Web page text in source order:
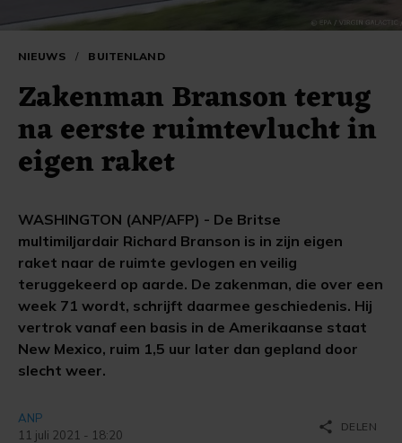
NIEUWS / BUITENLAND
Zakenman Branson terug
na eerste ruimtevlucht in
eigen raket
WASHINGTON (ANP/AFP) - De Britse
multimiljardair Richard Branson is in zijn eigen
raket naar de ruimte gevlogen en veilig
teruggekeerd op aarde. De zakenman, die over een
week 71 wordt, schrijft daarmee geschiedenis. Hij
vertrok vanaf een basis in de Amerikaanse staat
New Mexico, ruim 1,5 uur later dan gepland door
slecht weer.
ANP
11 juli 2021 - 18:20
share DELEN